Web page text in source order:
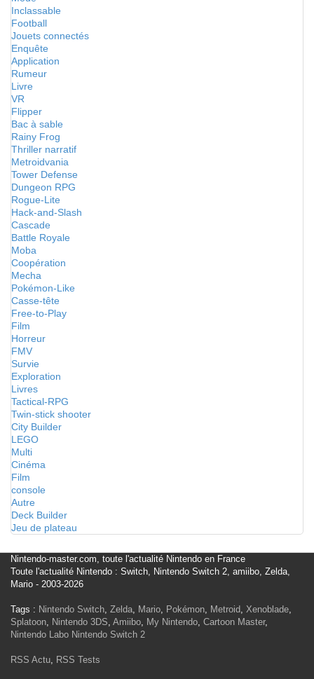
Inclassable
Football
Jouets connectés
Enquête
Application
Rumeur
Livre
VR
Flipper
Bac à sable
Rainy Frog
Thriller narratif
Metroidvania
Tower Defense
Dungeon RPG
Rogue-Lite
Hack-and-Slash
Cascade
Battle Royale
Moba
Coopération
Mecha
Pokémon-Like
Casse-tête
Free-to-Play
Film
Horreur
FMV
Survie
Exploration
Livres
Tactical-RPG
Twin-stick shooter
City Builder
LEGO
Multi
Cinéma
Film
console
Autre
Deck Builder
Jeu de plateau
Nintendo-master.com, toute l'actualité Nintendo en France
Toute l'actualité Nintendo : Switch, Nintendo Switch 2, amiibo, Zelda,
Mario - 2003-2026
Tags : Nintendo Switch, Zelda, Mario, Pokémon, Metroid, Xenoblade,
Splatoon, Nintendo 3DS, Amiibo, My Nintendo, Cartoon Master,
Nintendo Labo Nintendo Switch 2
RSS Actu, RSS Tests